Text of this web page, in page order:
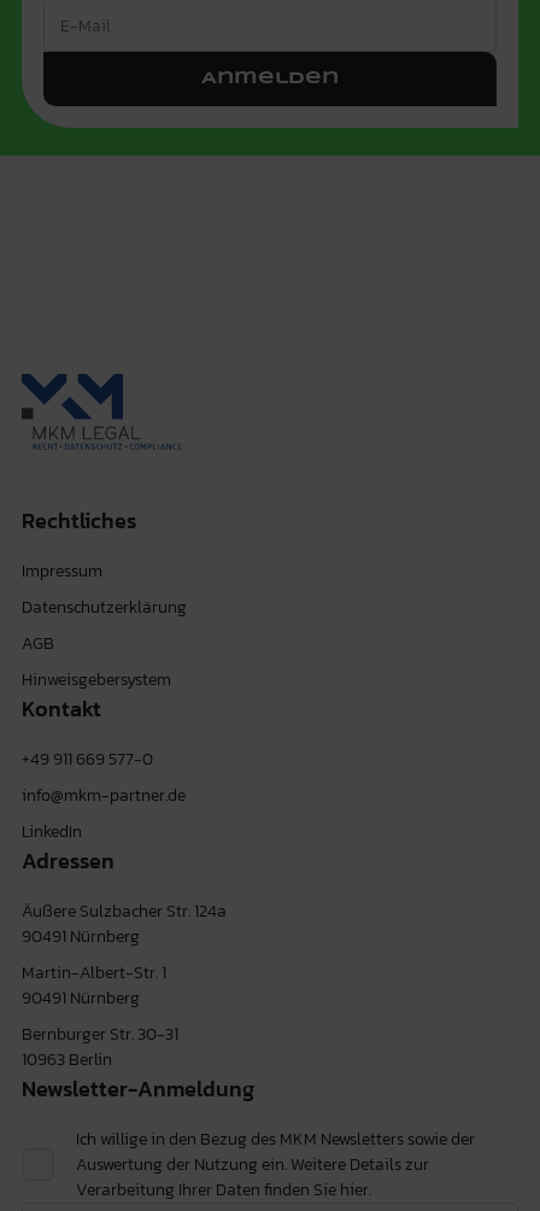
Anmelden
Rechtliches
Impressum
Datenschutzerklärung
AGB
Hinweisgebersystem
Kontakt
+49 911 669 577-0
info@mkm-partner.de
LinkedIn
Adressen
Äußere Sulzbacher Str. 124a
90491 Nürnberg
Martin-Albert-Str. 1
90491 Nürnberg
Bernburger Str. 30-31
10963 Berlin
Newsletter-Anmeldung
Ich willige in den Bezug des MKM Newsletters sowie der
Auswertung der Nutzung ein. Weitere Details zur
Verarbeitung Ihrer Daten finden Siehier.